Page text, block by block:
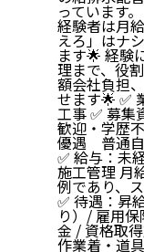
っています
経験者は月
えろ」はナ
ます🌟 経験
理まで、役
額会社負担
せます🌟 ✅
工事 ✅ 募集
歓迎・学歴
優遇 普通自
✅ 給与：未
施工管理 月
例であり、
✅ 待遇：昇
り）/ 雇用
金 / 資格取
作業着・道